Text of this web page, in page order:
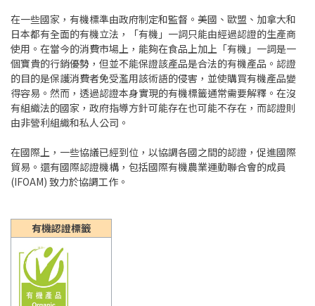
在一些國家，有機標準由政府制定和監督。美國、歐盟、加拿大和
日本都有全面的有機立法，「有機」一詞只能由經過認證的生產商
使用。在當今的消費市場上，能夠在食品上加上「有機」一詞是一
個寶貴的行銷優勢，但並不能保證該產品是合法的有機產品。認證
的目的是保護消費者免受濫用該術語的侵害，並使購買有機產品變
得容易。然而，透過認證本身實現的有機標籤通常需要解釋。在沒
有組織法的國家，政府指導方針可能存在也可能不存在，而認證則
由非營利組織和私人公司。
在國際上，一些協議已經到位，以協調各國之間的認證，促進國際
貿易。還有國際認證機構，包括國際有機農業運動聯合會的成員
(IFOAM) 致力於協調工作。
有機認證標籤